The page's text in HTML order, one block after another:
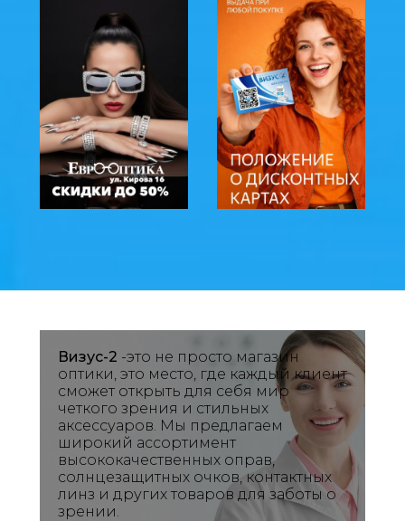
Визус-2 -это не просто магазин
оптики, это место, где каждый клиент
сможет открыть для себя мир
четкого зрения и стильных
аксессуаров. Мы предлагаем
широкий ассортимент
высококачественных оправ,
солнцезащитных очков, контактных
л инз и других товаров для заботы о
зрении.